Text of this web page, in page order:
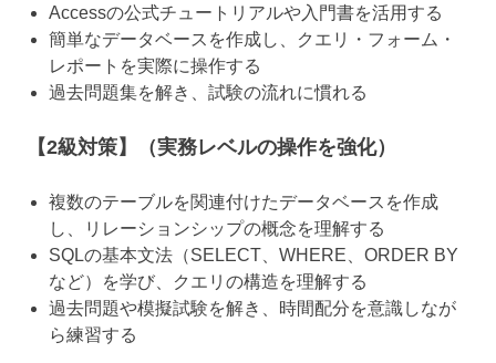
Accessの公式チュートリアルや入門書を活用する
簡単なデータベースを作成し、クエリ・フォーム・
レポートを実際に操作する
過去問題集を解き、試験の流れに慣れる
【2級対策】（実務レベルの操作を強化）
複数のテーブルを関連付けたデータベースを作成
し、リレーションシップの概念を理解する
SQLの基本文法（SELECT、WHERE、ORDER BY
など）を学び、クエリの構造を理解する
過去問題や模擬試験を解き、時間配分を意識しなが
ら練習する